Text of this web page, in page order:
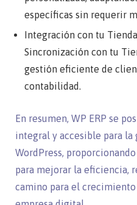
específicas sin requerir
Integración con tu
Sincronización con tu
gestión eficiente de
contabilidad.
En resumen, WP ERP se
integral y accesible para
WordPress,
para mejorar la eficiencia,
camino para el